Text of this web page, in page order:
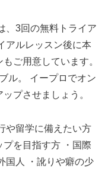
3回の無料トライア
アルレッスン後に本
ご用意しています。
ル。 イープロでオン
プさせましょう。
留学に備えたい方
プを目指す方 ・国際
国人 ・訛りや癖の少